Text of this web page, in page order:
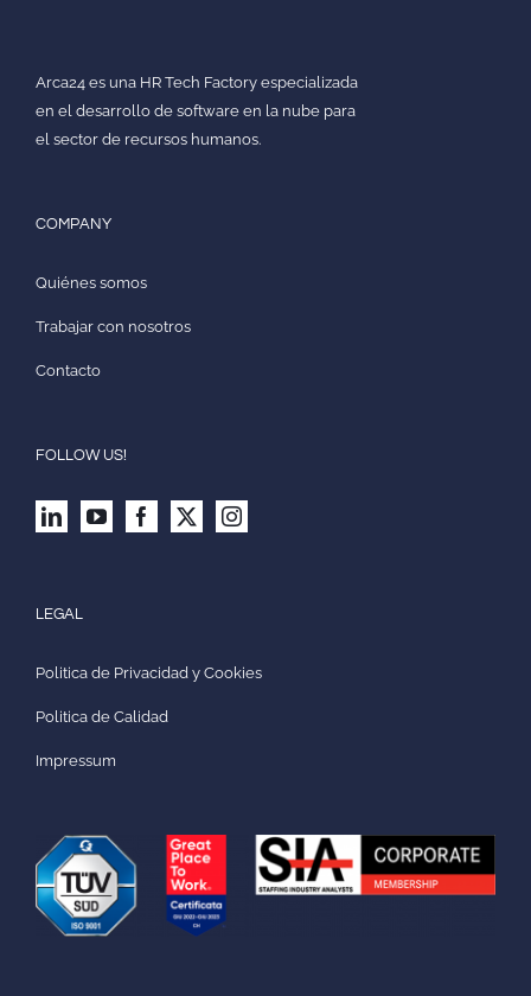
Arca24 es una HR Tech Factory especializada
en el desarrollo de software en la nube para
el sector de recursos humanos.
COMPANY
Quiénes somos
Trabajar con nosotros
Contacto
FOLLOW US!
LEGAL
Politica de Privacidad y Cookies
Politica de Calidad
Impressum